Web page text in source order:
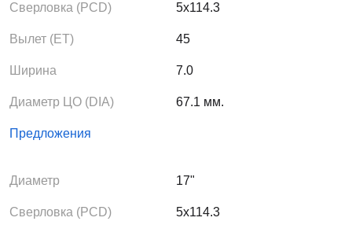
Сверловка (PCD) 5x114.3
Вылет (ЕТ) 45
Ширина 7.0
Диаметр ЦО (DIA) 67.1 мм.
Предложения
Диаметр 17"
Сверловка (PCD) 5x114.3